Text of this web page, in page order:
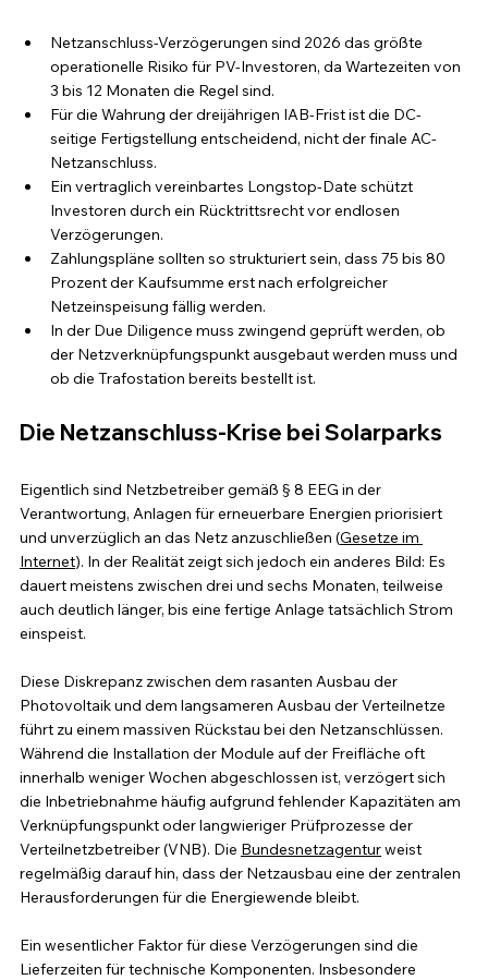
Netzanschluss-Verzögerungen sind 2026 das größte
operationelle Risiko für PV-Investoren, da Wartezeiten von
3 bis 12 Monaten die Regel sind.
Für die Wahrung der dreijährigen IAB-Frist ist die DC-
seitige Fertigstellung entscheidend, nicht der finale AC-
Netzanschluss.
Ein vertraglich vereinbartes Longstop-Date schützt
Investoren durch ein Rücktrittsrecht vor endlosen
Verzögerungen.
Zahlungspläne sollten so strukturiert sein, dass 75 bis 80
Prozent der Kaufsumme erst nach erfolgreicher
Netzeinspeisung fällig werden.
In der Due Diligence muss zwingend geprüft werden, ob
der Netzverknüpfungspunkt ausgebaut werden muss und
ob die Trafostation bereits bestellt ist.
Die Netzanschluss-Krise bei Solarparks
Eigentlich sind Netzbetreiber gemäß § 8 EEG in der
Verantwortung, Anlagen für erneuerbare Energien priorisiert
und unverzüglich an das Netz anzuschließen (Gesetze im
Internet). In der Realität zeigt sich jedoch ein anderes Bild: Es
dauert meistens zwischen drei und sechs Monaten, teilweise
auch deutlich länger, bis eine fertige Anlage tatsächlich Strom
einspeist.
Diese Diskrepanz zwischen dem rasanten Ausbau der
Photovoltaik und dem langsameren Ausbau der Verteilnetze
führt zu einem massiven Rückstau bei den Netzanschlüssen.
Während die Installation der Module auf der Freifläche oft
innerhalb weniger Wochen abgeschlossen ist, verzögert sich
die Inbetriebnahme häufig aufgrund fehlender Kapazitäten am
Verknüpfungspunkt oder langwieriger Prüfprozesse der
Verteilnetzbetreiber (VNB). Die Bundesnetzagentur weist
regelmäßig darauf hin, dass der Netzausbau eine der zentralen
Herausforderungen für die Energiewende bleibt.
Ein wesentlicher Faktor für diese Verzögerungen sind die
Lieferzeiten für technische Komponenten. Insbesondere